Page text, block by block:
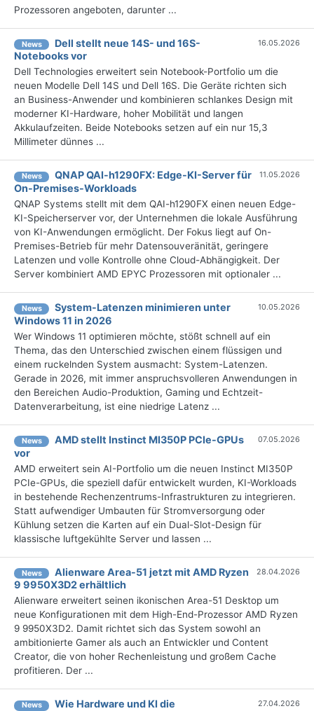
Prozessoren angeboten, darunter ...
News
Dell stellt neue 14S- und 16S-
Notebooks vor
16.05.2026
Dell Technologies erweitert sein Notebook-Portfolio um die
neuen Modelle Dell 14S und Dell 16S. Die Geräte richten sich
an Business-Anwender und kombinieren schlankes Design mit
moderner KI-Hardware, hoher Mobilität und langen
Akkulaufzeiten. Beide Notebooks setzen auf ein nur 15,3
Millimeter dünnes ...
News
QNAP QAI-h1290FX: Edge-KI-Server für
On-Premises-Workloads
11.05.2026
QNAP Systems stellt mit dem QAI-h1290FX einen neuen Edge-
KI-Speicherserver vor, der Unternehmen die lokale Ausführung
von KI-Anwendungen ermöglicht. Der Fokus liegt auf On-
Premises-Betrieb für mehr Datensouveränität, geringere
Latenzen und volle Kontrolle ohne Cloud-Abhängigkeit. Der
Server kombiniert AMD EPYC Prozessoren mit optionaler ...
News
System-Latenzen minimieren unter
Windows 11 in 2026
10.05.2026
Wer Windows 11 optimieren möchte, stößt schnell auf ein
Thema, das den Unterschied zwischen einem flüssigen und
einem ruckelnden System ausmacht: System-Latenzen.
Gerade in 2026, mit immer anspruchsvolleren Anwendungen in
den Bereichen Audio-Produktion, Gaming und Echtzeit-
Datenverarbeitung, ist eine niedrige Latenz ...
News
AMD stellt Instinct MI350P PCIe-GPUs
vor
07.05.2026
AMD erweitert sein AI-Portfolio um die neuen Instinct MI350P
PCIe-GPUs, die speziell dafür entwickelt wurden, KI-Workloads
in bestehende Rechenzentrums-Infrastrukturen zu integrieren.
Statt aufwendiger Umbauten für Stromversorgung oder
Kühlung setzen die Karten auf ein Dual-Slot-Design für
klassische luftgekühlte Server und lassen ...
News
Alienware Area-51 jetzt mit AMD Ryzen
9 9950X3D2 erhältlich
28.04.2026
Alienware erweitert seinen ikonischen Area-51 Desktop um
neue Konfigurationen mit dem High-End-Prozessor AMD Ryzen
9 9950X3D2. Damit richtet sich das System sowohl an
ambitionierte Gamer als auch an Entwickler und Content
Creator, die von hoher Rechenleistung und großem Cache
profitieren. Der ...
News
Wie Hardware und KI die
27.04.2026